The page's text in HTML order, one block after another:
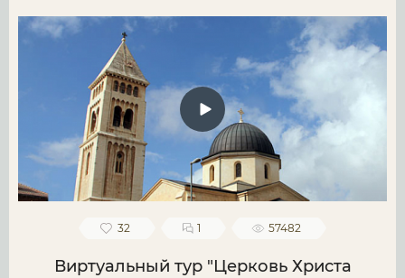
32 1 57482
Виртуальный тур "Церковь Христа